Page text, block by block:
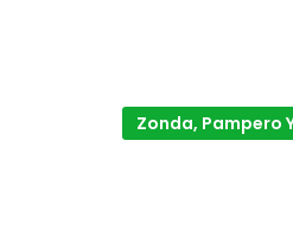
Zonda, Pampero